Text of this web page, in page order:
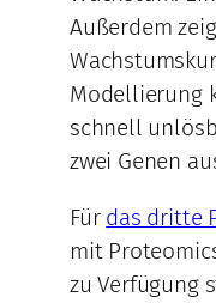
Außerdem
Modellierung
schnell
zwei Genen
Für das dritte
mit
zu Verfügung